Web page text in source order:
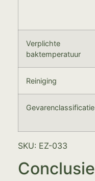
Verplichte
baktemperatuur
Reiniging
Gevarenclassificatie
SKU: EZ-033
Conclusie